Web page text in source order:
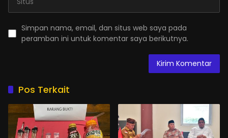
Simpan nama, email, dan situs web saya pada
peramban ini untuk komentar saya berikutnya.
Pos Terkait